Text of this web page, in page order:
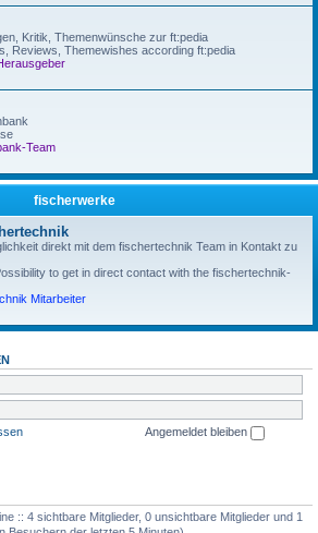
Kritik, Themenwünsche zur ft:pedia
Reviews, Themewishes according ft:pedia
Team
fischerwerke
direkt mit dem fischertechnik Team in Kontakt zu
to get in direct contact with the fischertechnik-
Mitarbeiter
Angemeldet bleiben
:: 4 sichtbare Mitglieder, 0 unsichtbare Mitglieder und 1